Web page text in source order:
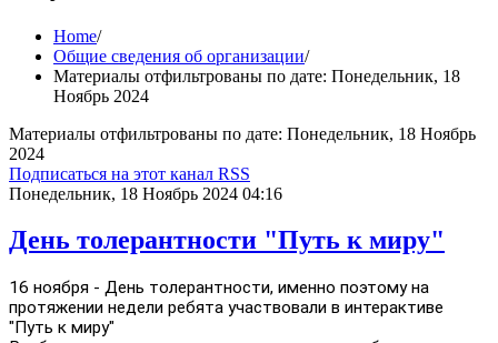
Home/
Общие сведения об организации/
Материалы отфильтрованы по дате: Понедельник, 18
Ноябрь 2024
Материалы отфильтрованы по дате: Понедельник, 18 Ноябрь
2024
Подписаться на этот канал RSS
Понедельник, 18 Ноябрь 2024 04:16
День толерантности "Путь к миру"
16 ноября - День толерантности, именно поэтому на
протяжении недели ребята участвовали в интерактиве
"Путь к миру"